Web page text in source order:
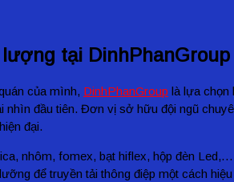
tại DinhPhanGroup
của mình, DinhPhanGroup là lựa chọn
nhìn đầu tiên. Đơn vị sở hữu đội ngũ
đại.
nhôm, fomex, bạt hiflex, hộp đèn
để truyền tải thông điệp một cách hiệu